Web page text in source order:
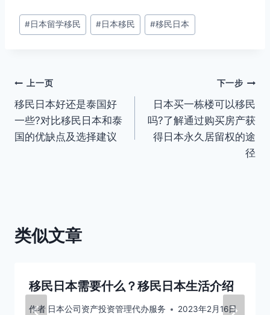
文
章
#日本留学移民 #日本移民 #移民日本
文
章
导
上一页
移民日本好还是泰国好
一些?对比移民日本和泰
国的优缺点及选择建议
下一步
日本买一栋楼可以移民
吗?了解通过购买房产获
得日本永久居留权的途
径
类似文章
移民日本需要什么？移民日本生活介绍
作者 日本公司资产投资管理代办服务 2023年2月16日